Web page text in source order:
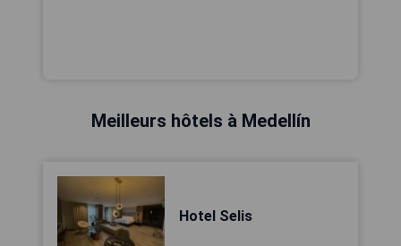
Meilleurs hôtels à Medellín
Hotel Selis